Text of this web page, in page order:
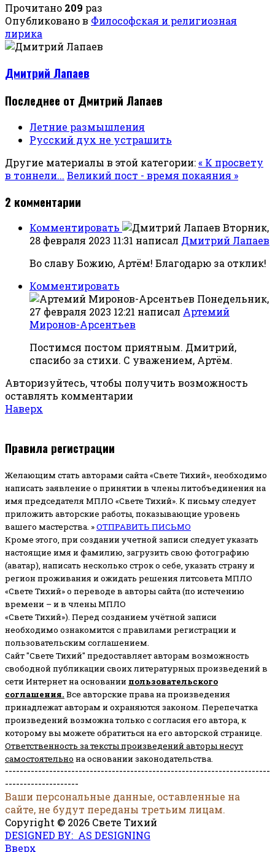
Прочитано 209 раз
Опубликовано в Философская и религиозная
лирика
Дмитрий Лапаев
Последнее от Дмитрий Лапаев
Летние размышления
Русский дух не устрашить
Другие материалы в этой категории:« К просвету
в тоннели... Великий пост - время покаяния »
2 комментарии
Комментировать
Вторник,
28 февраля 2023 11:31 написал Дмитрий Лапаев
Во славу Божию, Артём! Благодарю за отклик!
Комментировать
Понедельник,
27 февраля 2023 12:21 написал Артемий
Миронов-Арсентьев
Постимся постом приятным. Дмитрий,
спасибо за стихи. С уважением, Артём.
Авторизуйтесь, чтобы получить возможность
оставлять комментарии
Наверх
Правила регистрации
Желающим стать авторами сайта «Свете Тихий», необходимо
написать заявление о принятии в члены литобъединения на
имя председателя МПЛО «Свете Тихий». К письму следует
приложить авторские работы, показывающие уровень
вашего мастерства. »ОТПРАВИТЬ ПИСЬМО
Кроме этого, при создании учетной записи следует указать
настоящие имя и фамилию, загрузить свою фотографию
(аватар), написать несколько строк о себе, указать страну и
регион проживания и ожидать решения литсовета МПЛО
«Свете Тихий» о переводе в авторы сайта (по истечению
времени – и в члены МПЛО
«Свете Тихий»). Перед созданием учётной записи
необходимо ознакомится с правилами регистрации и
пользовательским соглашением.
Сайт "Свете Тихий" предоставляет авторам возможность
свободной публикации своих литературных произведений в
сети Интернет на основании пользовательского
соглашения. Все авторские права на произведения
принадлежат авторам и охраняются законом. Перепечатка
произведений возможна только с согласия его автора, к
которому вы можете обратиться на его авторской странице.
Ответственность за тексты произведений авторы несут
самостоятельно на основании законодательства.
------------------------------------------------------------------------
--------------------
Ваши персональные данные, оставленные на
сайте, не будут переданы третьим лицам.
Copyright © 2026 Свете Тихий
DESIGNED BY: AS DESIGNING
Вверх